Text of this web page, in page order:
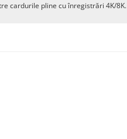
cardurile pline cu înregistrări 4K/8K.